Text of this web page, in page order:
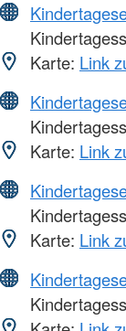
Karte: Link
Karte: Link
Karte: Link